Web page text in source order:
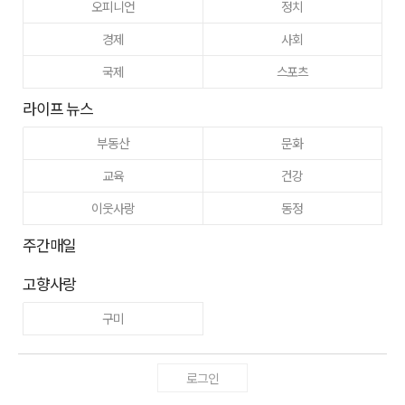
오피니언
정치
경제
사회
국제
스포츠
라이프 뉴스
부동산
문화
교육
건강
이웃사랑
동정
주간매일
고향사랑
구미
로그인